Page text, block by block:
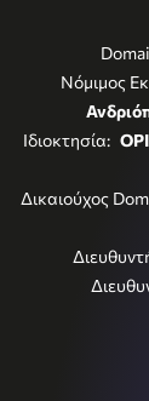
Νόμιμος
Ιδιοκτησία:
Δικαιούχος